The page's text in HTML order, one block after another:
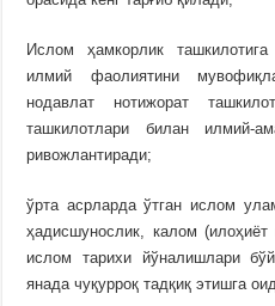
Ислом ҳамкорлик
илмий фаолиятини
нодавлат нотижорат
ташкилотлари билан илмий-
ривожлантиради;
ўрта асрларда ўтган ислом
ҳадисшунослик, калом
ислом тарихи йўналишлари
янада чуқурроқ тадқиқ этишга